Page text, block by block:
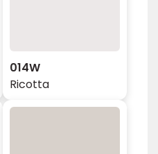
014W
Ricotta